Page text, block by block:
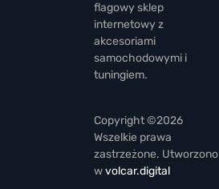
flagowy sklep
internetowy z
akcesoriami
samochodowymi i
tuningiem.
Copyright ©2026
Wszelkie prawa
zastrzeżone. Utworzono
wvolcar.digital